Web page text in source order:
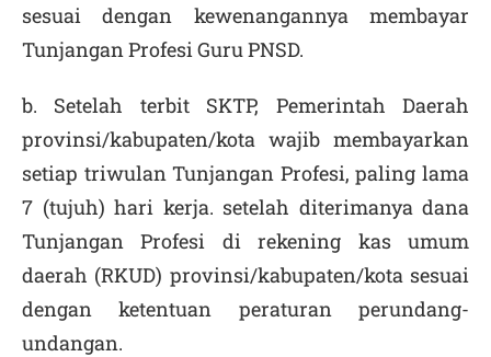
sesuai dengan kewenangannya membayar
Tunjangan Profesi Guru PNSD.
b. Setelah terbit SKTP, Pemerintah Daerah
provinsi/kabupaten/kota wajib membayarkan
setiap triwulan Tunjangan Profesi, paling lama
7 (tujuh) hari kerja. setelah diterimanya dana
Tunjangan Profesi di rekening kas umum
daerah (RKUD) provinsi/kabupaten/kota sesuai
dengan ketentuan peraturan perundang-
undangan.